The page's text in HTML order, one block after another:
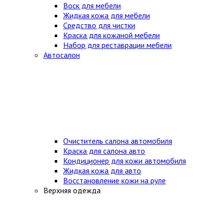
Воск для мебели
Жидкая кожа для мебели
Средство для чистки
Краска для кожаной мебели
Набор для реставрации мебели
Автосалон
Очиститель салона автомобиля
Краска для салона авто
Кондиционер для кожи автомобиля
Жидкая кожа для авто
Восстановление кожи на руле
Верхняя одежда